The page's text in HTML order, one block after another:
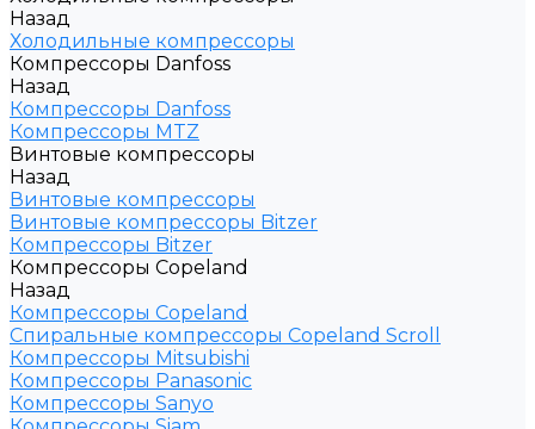
Назад
Холодильные компрессоры
Компрессоры Danfoss
Назад
Компрессоры Danfoss
Компрессоры MTZ
Винтовые компрессоры
Назад
Винтовые компрессоры
Винтовые компрессоры Bitzer
Компрессоры Bitzer
Компрессоры Copeland
Назад
Компрессоры Copeland
Спиральные компрессоры Copeland Scroll
Компрессоры Mitsubishi
Компрессоры Panasonic
Компрессоры Sanyo